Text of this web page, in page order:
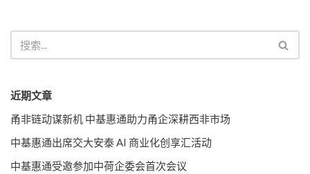
近期文章
甬非链动谋新机 中基惠通助力甬企深耕西非市场
中基惠通出席交大安泰 AI 商业化创享汇活动
中基惠通受邀参加中荷企委会首次会议